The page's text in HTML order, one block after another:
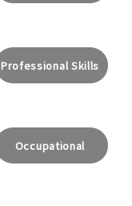
Professional Skills
Occupational